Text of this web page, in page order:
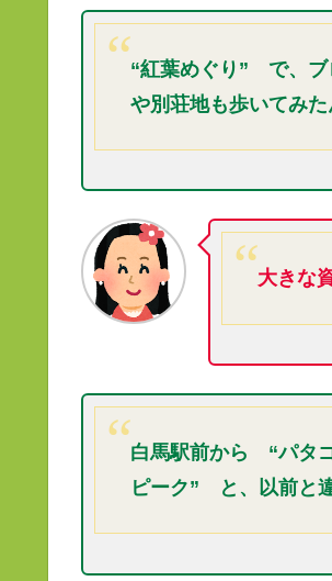
“紅葉めぐり”
で、
や別荘地も歩いてみ
大きな
白馬駅前から “パタ
ピーク” と、以前と